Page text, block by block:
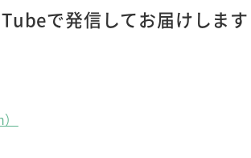
で発信してお届けします